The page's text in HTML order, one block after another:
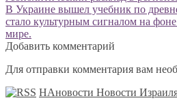
записям
Следующая
запись:
В Украине вышел учебник по
стало культурным сигналом на
мире.
Добавить комментарий
Для отправки комментария вам
НАновости Новости